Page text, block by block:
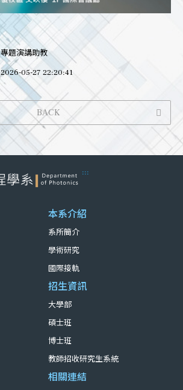
專題演講助教
2026-05-27 22:20:41
BACK
:::
本系介紹
系所簡介
學術研究
國際接軌
招生資訊
大學部
碩士班
博士班
教師招收研究生系統
相關連結